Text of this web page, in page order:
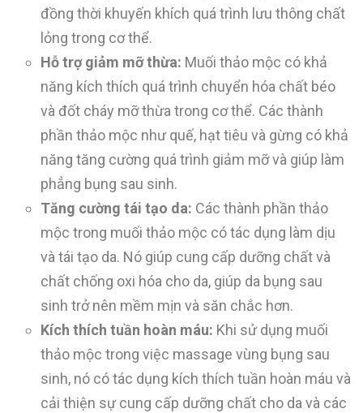
đồng thời khuyến khích quá trình lưu thông chất
lỏng trong cơ thể.
Hỗ trợ giảm mỡ thừa: Muối thảo mộc có khả
năng kích thích quá trình chuyển hóa chất béo
và đốt cháy mỡ thừa trong cơ thể. Các thành
phần thảo mộc như quế, hạt tiêu và gừng có khả
năng tăng cường quá trình giảm mỡ và giúp làm
phẳng bụng sau sinh.
Tăng cường tái tạo da: Các thành phần thảo
mộc trong muối thảo mộc có tác dụng làm dịu
và tái tạo da. Nó giúp cung cấp dưỡng chất và
chất chống oxi hóa cho da, giúp da bụng sau
sinh trở nên mềm mịn và săn chắc hơn.
Kích thích tuần hoàn máu: Khi sử dụng muối
thảo mộc trong việc massage vùng bụng sau
sinh, nó có tác dụng kích thích tuần hoàn máu và
cải thiện sự cung cấp dưỡng chất cho da và các